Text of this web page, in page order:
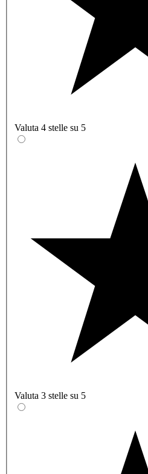
Valuta 4 stelle su 5
Valuta 3 stelle su 5